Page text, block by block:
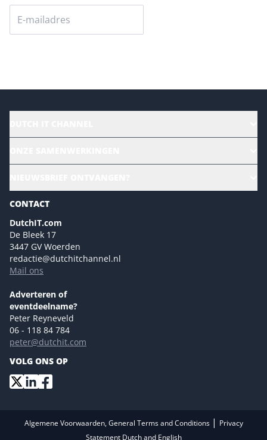
Magazines
Marketingmogelijkheden 2026
Eventmogelijkheden 2026
Advertising opportunities 2026 ENG
Event opportunities 2026 ENG
NL Digital
Versturen
CONTACT
DutchIT.com
De Bleek 17
3447 GV Woerden
redactie@dutchitchannel.nl
Mail ons
Adverteren of
eventdeelname?
Peter Reyneveld
06 - 118 84 784
peter@dutchit.com
VOLG ONS OP
Algemene Voorwaarden, General Terms and Conditions | Privacy
Statement Dutch and English